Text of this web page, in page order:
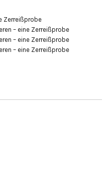
Zerreißprobe
– eine Zerreißprobe
– eine Zerreißprobe
– eine Zerreißprobe